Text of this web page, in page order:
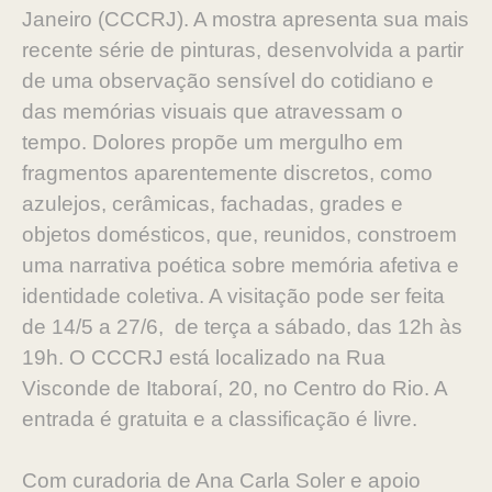
Janeiro (CCCRJ). A mostra apresenta sua mais
recente série de pinturas, desenvolvida a partir
de uma observação sensível do cotidiano e
das memórias visuais que atravessam o
tempo. Dolores propõe um mergulho em
fragmentos aparentemente discretos, como
azulejos, cerâmicas, fachadas, grades e
objetos domésticos, que, reunidos, constroem
uma narrativa poética sobre memória afetiva e
identidade coletiva. A visitação pode ser feita
de 14/5 a 27/6, de terça a sábado, das 12h às
19h. O CCCRJ está localizado na Rua
Visconde de Itaboraí, 20, no Centro do Rio. A
entrada é gratuita e a classificação é livre.
Com curadoria de Ana Carla Soler e apoio